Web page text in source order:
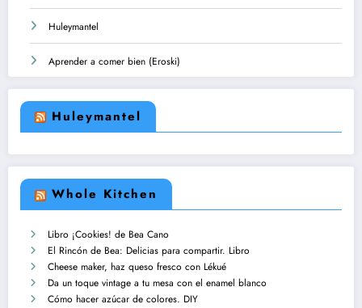
Huleymantel
Aprender a comer bien (Eroski)
Huleymantel
Whole Kitchen
Libro ¡Cookies! de Bea Cano
El Rincón de Bea: Delicias para compartir. Libro
Cheese maker, haz queso fresco con Lékué
Da un toque vintage a tu mesa con el enamel blanco
Cómo hacer azúcar de colores. DIY